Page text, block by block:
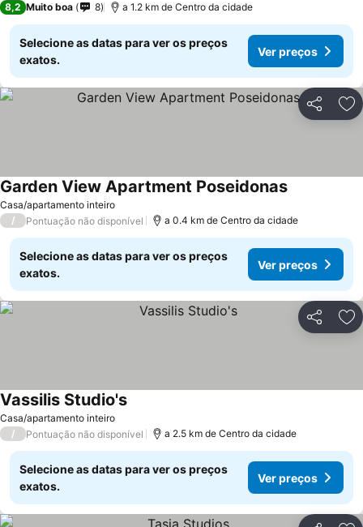
8,2 Muito boa 8 a 1.2 km de Centro da cidade
Selecione as datas para ver os preços
exatos.
Ver preços
Partilhar
Casa/apartamento inteiro
Garden View Apartment Poseidonas
/ Pontuação não disponível a 0.4 km de Centro da cidade
Selecione as datas para ver os preços
exatos.
Ver preços
Partilhar
Casa/apartamento inteiro
Vassilis Studio's
/ Pontuação não disponível a 2.5 km de Centro da cidade
Selecione as datas para ver os preços
exatos.
Ver preços